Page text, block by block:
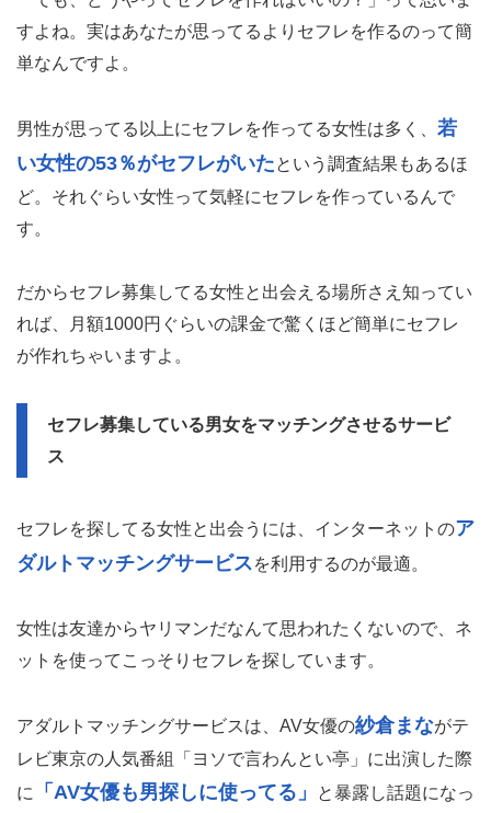
すよね。実はあなたが思ってるよりセフレを作るのって簡
単なんですよ。
男性が思ってる以上にセフレを作ってる女性は多く、 若
い女性の53％がセフレがいたという調査結果もあるほ
ど。それぐらい女性って気軽にセフレを作っているんで
す。
だからセフレ募集してる女性と出会える場所さえ知ってい
れば、月額1000円ぐらいの課金で驚くほど簡単にセフレ
が作れちゃいますよ。
セフレ募集している男女をマッチングさせるサービ
ス
セフレを探してる女性と出会うには、インターネットのア
ダルトマッチングサービスを利用するのが最適。
女性は友達からヤリマンだなんて思われたくないので、ネ
ットを使ってこっそりセフレを探しています。
アダルトマッチングサービスは、AV女優の紗倉まながテ
レビ東京の人気番組「ヨソで言わんとい亭」に出演した際
に
「AV女優も男探しに使ってる」
と暴露し話題になっ